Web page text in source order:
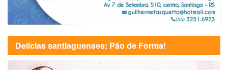
Delícias santiaguenses: Pão de Forma!